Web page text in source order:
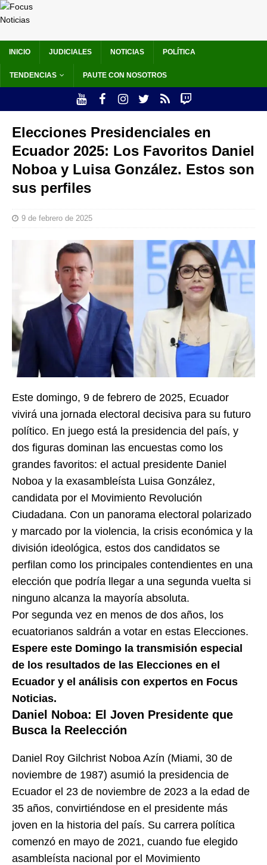
INICIO JUDICIALES NOTICIAS POLÍTICA
TENDENCIAS PAUTE CON NOSOTROS
Elecciones Presidenciales en
Ecuador 2025: Los Favoritos Daniel
Noboa y Luisa González. Estos son
sus perfiles
9 de febrero de 2025
Este domingo, 9 de febrero de 2025, Ecuador
vivirá una jornada electoral decisiva para su futuro
político. En juego está la presidencia del país, y
dos figuras dominan las encuestas como los
grandes favoritos: el actual presidente Daniel
Noboa y la exasambleísta Luisa González,
candidata por el Movimiento Revolución
Ciudadana. Con un panorama electoral polarizado
y marcado por la violencia, la crisis económica y la
división ideológica, estos dos candidatos se
perfilan como los principales contendientes en una
elección que podría llegar a una segunda vuelta si
ninguno alcanza la mayoría absoluta.
Por segunda vez en menos de dos años, los
ecuatorianos saldrán a votar en estas Elecciones.
Espere este Domingo la transmisión especial
de los resultados de las Elecciones en el
Ecuador y el análisis con expertos en Focus
Noticias.
Daniel Noboa: El Joven Presidente que
Busca la Reelección
Daniel Roy Gilchrist Noboa Azín (Miami, 30 de
noviembre de 1987) asumió la presidencia de
Ecuador el 23 de noviembre de 2023 a la edad de
35 años, convirtiéndose en el presidente más
joven en la historia del país. Su carrera política
comenzó en mayo de 2021, cuando fue elegido
asambleísta nacional por el Movimiento